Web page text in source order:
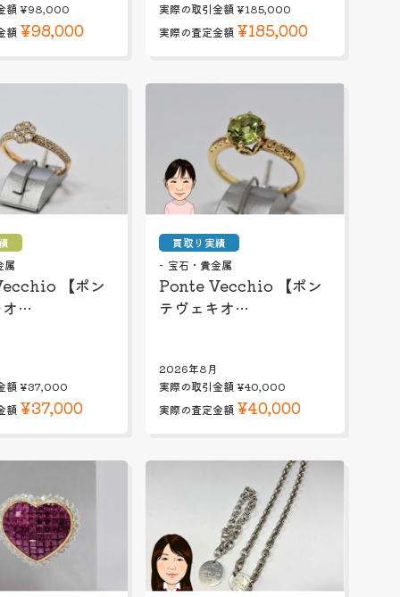
額¥98,000
額 ¥98,000
実際の取引金額 ¥185,000
実際の査定金額 ¥185,000
属
【ポン
オ…
額¥37,000
額 ¥37,000
買取り実績
宝石・貴金属
Ponte Vecchio 【ポン
テヴェキオ…
2026年8月
実際の取引金額 ¥40,000
実際の査定金額 ¥40,000